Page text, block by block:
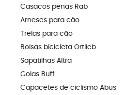
Casacos penas Rab
Arneses para cão
Trelas para cão
Bolsas bicicleta Ortlieb
Sapatilhas Altra
Golas Buff
Capacetes de ciclismo Abus